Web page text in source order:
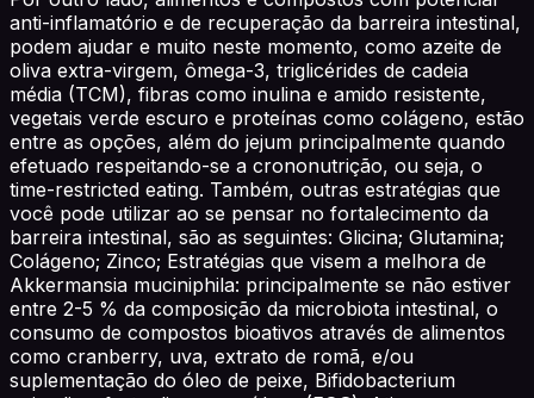
anti-inflamatório e de recuperação da barreira intestinal,
podem ajudar e muito neste momento, como azeite de
oliva extra-virgem, ômega-3, triglicérides de cadeia
média (TCM), fibras como inulina e amido resistente,
vegetais verde escuro e proteínas como colágeno, estão
entre as opções, além do jejum principalmente quando
efetuado respeitando-se a crononutrição, ou seja, o
time-restricted eating. Também, outras estratégias que
você pode utilizar ao se pensar no fortalecimento da
barreira intestinal, são as seguintes: Glicina; Glutamina;
Colágeno; Zinco; Estratégias que visem a melhora de
Akkermansia muciniphila: principalmente se não estiver
entre 2-5 % da composição da microbiota intestinal, o
consumo de compostos bioativos através de alimentos
como cranberry, uva, extrato de romã, e/ou
suplementação do óleo de peixe, Bifidobacterium